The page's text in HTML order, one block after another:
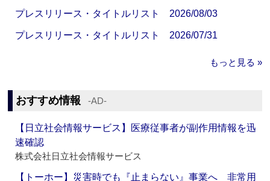
プレスリリース・タイトルリスト 2026/08/03
プレスリリース・タイトルリスト 2026/07/31
もっと見る »
おすすめ情報 ‐AD‐
【日立社会情報サービス】医療従事者が副作用情報を迅
速確認
株式会社日立社会情報サービス
【トーホー】災害時でも『止まらない』事業へ 非常用